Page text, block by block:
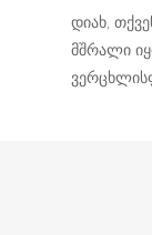
დიახ,
მშრალი